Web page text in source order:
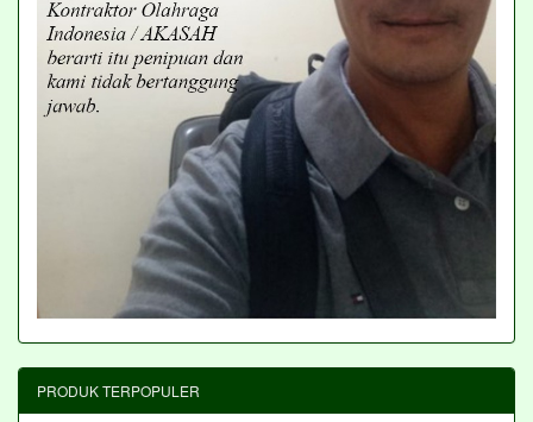
PRODUK TERPOPULER